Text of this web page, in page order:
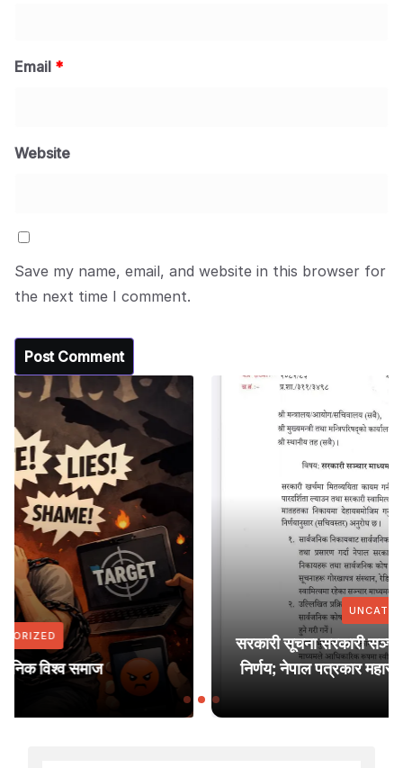
Email *
Website
Save my name, email, and website in this browser for
the next time I comment.
UNCATEGORIZED
सरकारी सूचना सरकारी सञ्चार माध्यममा मात्र प्रकाशन गर्ने
निर्णय; नेपाल पत्रकार महासंघ युरोप शाखाद्वारा ध्यानाकर्षण